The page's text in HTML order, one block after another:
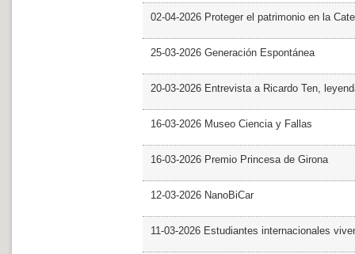
02-04-2026 Proteger el patrimonio en la
25-03-2026 Generación Espontánea
20-03-2026 Entrevista a Ricardo Ten,
16-03-2026 Museo Ciencia y Fallas
16-03-2026 Premio Princesa de Girona
12-03-2026 NanoBiCar
11-03-2026 Estudiantes internacionales